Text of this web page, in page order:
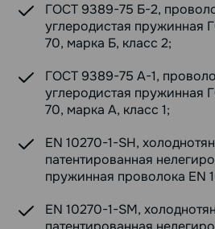
ГОСТ 9389-75 Б-2,
углеродистая пружинная
70, марка Б, класс 2;
ГОСТ 9389-75 А-1,
углеродистая пружинная
70, марка А, класс 1;
EN 10270-1-SH,
патентированная
пружинная проволока EN
EN 10270-1-SM,